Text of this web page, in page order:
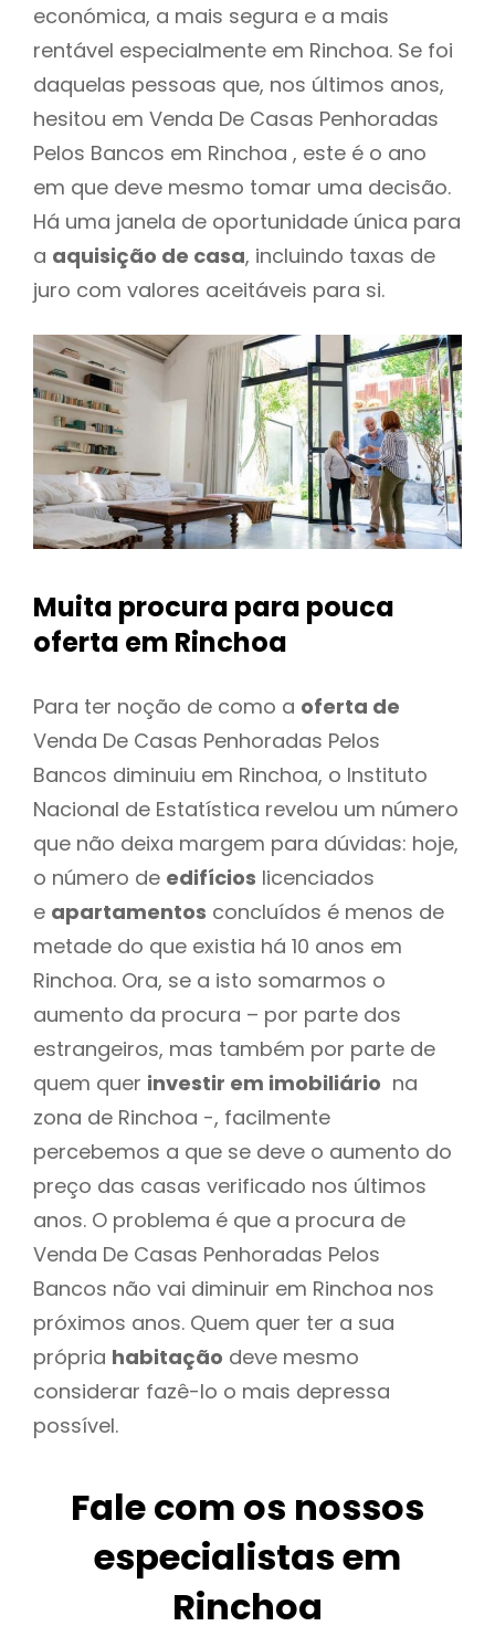
económica, a mais segura e a mais
rentável especialmente em Rinchoa. Se foi
daquelas pessoas que, nos últimos anos,
hesitou em Venda De Casas Penhoradas
Pelos Bancos em Rinchoa , este é o ano
em que deve mesmo tomar uma decisão.
Há uma janela de oportunidade única para
a aquisição de casa, incluindo taxas de
juro com valores aceitáveis para si.
Muita procura para pouca
oferta em Rinchoa
Para ter noção de como a oferta de
Venda De Casas Penhoradas Pelos
Bancos diminuiu em Rinchoa, o Instituto
Nacional de Estatística revelou um número
que não deixa margem para dúvidas: hoje,
o número de edifícios licenciados
e apartamentos concluídos é menos de
metade do que existia há 10 anos em
Rinchoa. Ora, se a isto somarmos o
aumento da procura – por parte dos
estrangeiros, mas também por parte de
quem quer investir em imobiliário na
zona de Rinchoa -, facilmente
percebemos a que se deve o aumento do
preço das casas verificado nos últimos
anos. O problema é que a procura de
Venda De Casas Penhoradas Pelos
Bancos não vai diminuir em Rinchoa nos
próximos anos. Quem quer ter a sua
própria habitação deve mesmo
considerar fazê-lo o mais depressa
possível.
Fale com os nossos
especialistas em
Rinchoa